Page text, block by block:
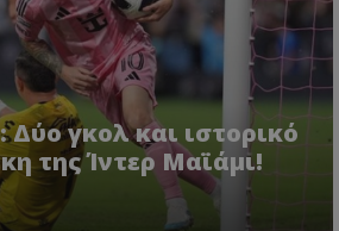
Δύο γκολ και ιστορικό
της Ίντερ Μαϊάμι!